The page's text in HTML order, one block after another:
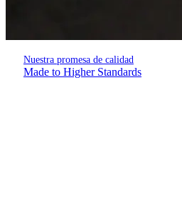
Nuestra promesa de calidad
Made to Higher Standards